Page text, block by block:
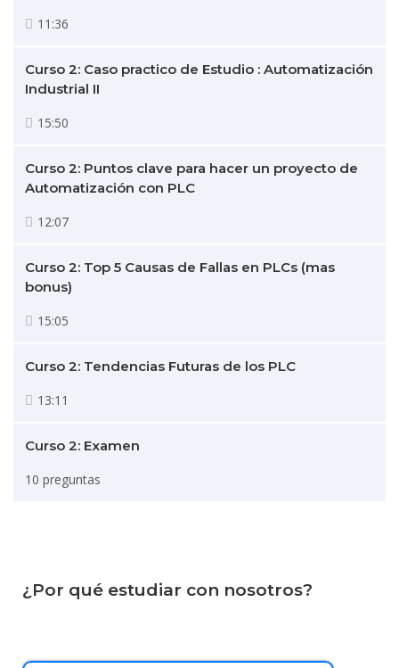
11:36
Curso 2: Caso practico de Estudio : Automatización
Industrial II
15:50
Curso 2: Puntos clave para hacer un proyecto de
Automatización con PLC
12:07
Curso 2: Top 5 Causas de Fallas en PLCs (mas
bonus)
15:05
Curso 2: Tendencias Futuras de los PLC
13:11
Curso 2: Examen
10 preguntas
¿Por qué estudiar con nosotros?